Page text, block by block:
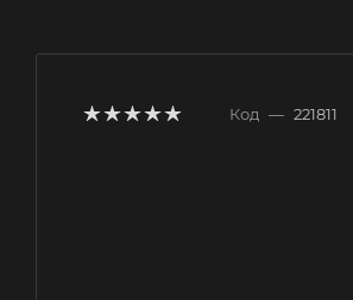
Код — 221811